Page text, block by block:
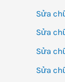
Sửa
Sửa
Sửa
Sửa